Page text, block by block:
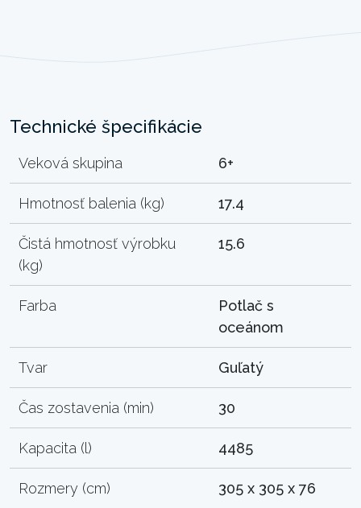
Technické špecifikácie
Veková skupina 6+
Hmotnosť balenia (kg) 17.4
Čistá hmotnosť výrobku
(kg)
15.6
Farba
Potlač s
oceánom
Tvar Guľatý
Čas zostavenia (min) 30
Kapacita (l) 4485
Rozmery (cm) 305 x 305 x 76